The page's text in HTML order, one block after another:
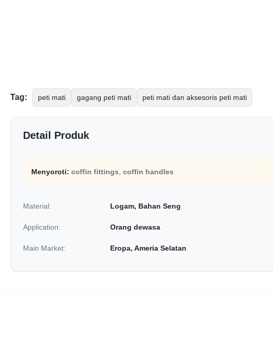
Tag: peti mati gagang peti mati peti mati dan aksesoris peti mati
Detail Produk
Menyoroti: coffin fittings coffin handles
Material: Logam, Bahan Seng
Application: Orang dewasa
Main Market: Eropa, Ameria Selatan